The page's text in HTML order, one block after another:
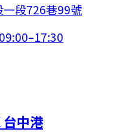
段726巷99號
中港